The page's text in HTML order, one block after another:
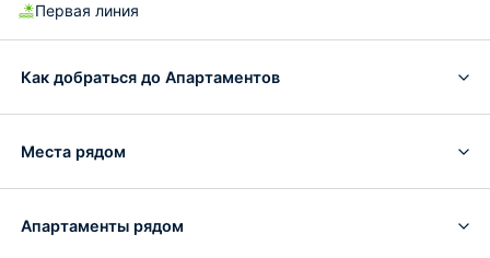
Первая линия
Как добраться до Апартаментов
Места рядом
Апартаменты рядом